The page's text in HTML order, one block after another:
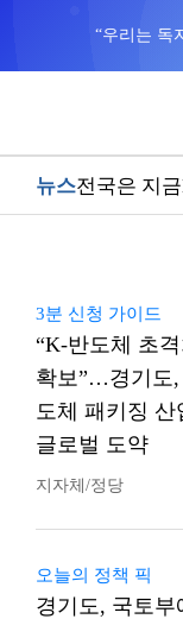
“우리는 독
뉴스전국은 지금
3분 신청 가이드
“K-반도체 초
확보”…경기도
도체 패키징 산
글로벌 도약
지자체/정당
오늘의 정책 픽
경기도, 국토부